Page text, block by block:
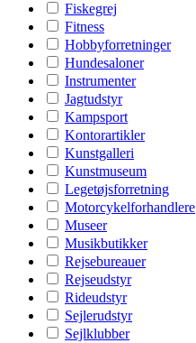
Fiskegrej
Fitness
Hobbyforretninger
Hundesaloner
Instrumenter
Jagtudstyr
Kampsport
Kontorartikler
Kunstgalleri
Kunstmuseum
Legetøjsforretning
Motorcykelforhandlere
Museer
Musikbutikker
Rejsebureauer
Rejseudstyr
Rideudstyr
Sejlerudstyr
Sejlklubber